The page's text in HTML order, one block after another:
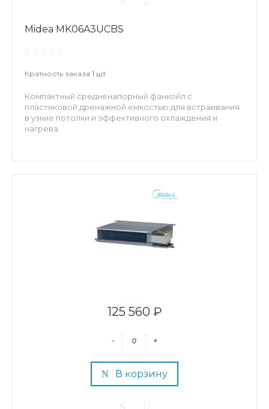
Midea MK06A3UCBS
Кратность заказа 1 шт
Компактный средненапорный фанкойл с
пластиковой дренажной емкостью для встраивания
в узкие потолки и эффективного охлаждения и
нагрева.
125 560 ₽
- +
В корзину